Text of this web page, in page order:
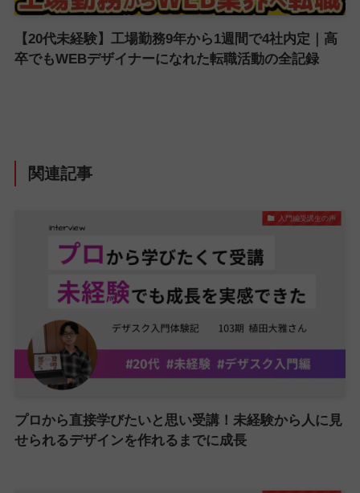
【20代未経験】工場勤務9年から1週間で4社内定｜高
卒でもWEBデザイナーになれた転職活動の全記録
関連記事
入門編受講生の声
プロから直接学びたいと思い受講！未経験から人に見
せられるデザインを作れるまでに成長